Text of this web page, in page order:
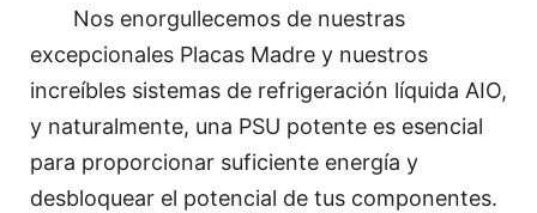
Nos enorgullecemos de nuestras
excepcionales Placas Madre y nuestros
increíbles sistemas de refrigeración líquida AIO,
y naturalmente, una PSU potente es esencial
para proporcionar suficiente energía y
desbloquear el potencial de tus componentes.